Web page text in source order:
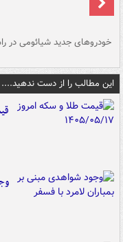
خودروهای جدید شیائومی در راه
این مطالب را از دست ندهید....